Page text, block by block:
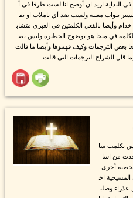
في البداية اريد ان أوضح انا لست طرفا في أ
نبوات معينة ولست ضد أي تاملات او تف
وأيضا بالفعل الكلمتين في العبري متشاب
في ميخا هو بوضوح الحظيرة وليس بص
بعض الترجمات وكيف فهموها وأيضا ما قالت
قال الشراح الترجمات التي قالت...
تكلمت سا
من اسا
أخرى
اخ
عذراء وصلب